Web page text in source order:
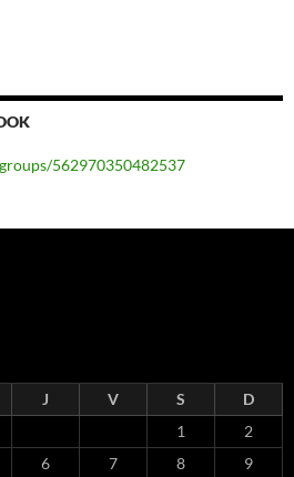
562970350482537
J V S
D
1
2
6 7 8
9